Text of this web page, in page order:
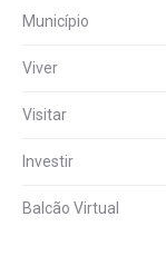
Município
Viver
Visitar
Investir
Balcão Virtual